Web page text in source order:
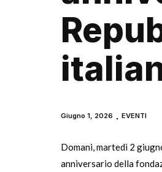
Giugno 1, 2026 EVENTI
Domani, martedì 2
anniversario della